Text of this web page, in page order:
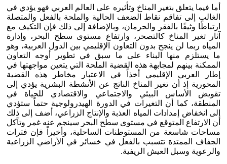
أما فيما يتعلق بتغير المناخ وتأثيره على العالم العربي فهو يؤدي في
الغالب إلى تفاقم نقاط الضعف الحالية والملحة بالفعل والمتصلة
ارتباطًا وثيقًا بالفقر والحرمان، وبالإضافة إلى ذلك فإن التكيف مع
آثار تغير المناخ كالتصحر، وارتفاع مستوى سطح البحر، وإدارة
المياه ربما لن ينجح بدون التعاون الإقليمي بين الدول العربية، وهو
ما يستلزم منها البناء على ما سبق في تطوير أوجه التعاون
الممكنة بينهم لمجابهة هذه القضية الملحة التي يتعين مواجهتها في
إطار العربي الإقليمي أخذاً في الاعتبار مخاطر هذه القضية
المحورية إذ أن تغير المناخ الناتج عن الأنشطة البشرية يؤدي إلى
تقويض الأساس البيئي والاجتماعي والاقتصادي للحياة في
المنطقة، كما أن التغيرات في الدورة الهيدرولوجية حتماً ستؤدي
إلى انخفاض إمدادات المياه العذبة والإنتاج الزراعي، أضف إلى ذلك
أن الارتفاع المتوقع في مستوى سطح البحر سينجم عنه غمر وتآكل
مساحات شاسعة من المستوطنات الساحلية، وأخيراً فإن فترات
الجفاف الممتدة تتسبب بالفعل في خسائر في الأراضي الزراعية
والرعوية وسبل العيش الريفية.